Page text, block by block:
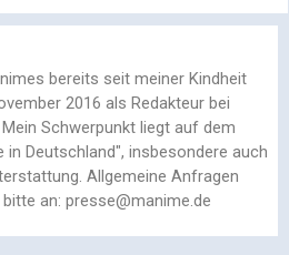
bereits seit meiner Kindheit
2016 als Redakteur bei
Schwerpunkt liegt auf dem
in Deutschland", insbesondere auch
Allgemeine Anfragen
an: presse@manime.de